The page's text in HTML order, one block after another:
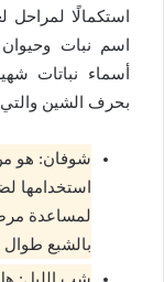
استكمالًا لمراحل
اسم نبات
أسماء نباتات
بحرف الشين والتي
شوفان: هو من
استخدامها
لمساعدة
بالشبع طوال
شب الليل: